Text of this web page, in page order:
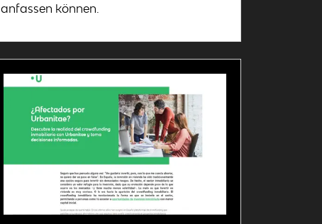
anfassen können.